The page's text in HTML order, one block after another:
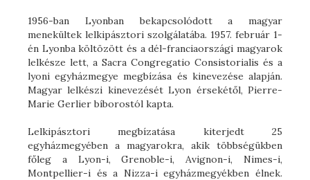
1956-ban Lyonban bekapcsolódott a magyar
menekültek lelkipásztori szolgálatába. 1957. február 1-
én Lyonba költözött és a dél-franciaországi magyarok
lelkésze lett, a Sacra Congregatio Consistorialis és a
lyoni egyházmegye megbízása és kinevezése alapján.
Magyar lelkészi kinevezését Lyon érsekétől, Pierre-
Marie Gerlier bíborostól kapta.
Lelkipásztori megbízatása kiterjedt 25
egyházmegyében a magyarokra, akik többségükben
főleg a Lyon-i, Grenoble-i, Avignon-i, Nimes-i,
Montpellier-i és a Nizza-i egyházmegyékben élnek.